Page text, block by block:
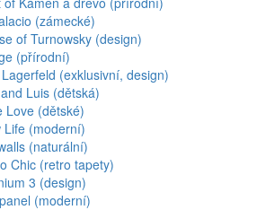
(zámecké)
of Turnowsky (design)
(přírodní)
(exklusivní, design)
Luis (dětská)
Love (dětské)
Life (moderní)
(naturální)
Chic (retro tapety)
3 (design)
(moderní)